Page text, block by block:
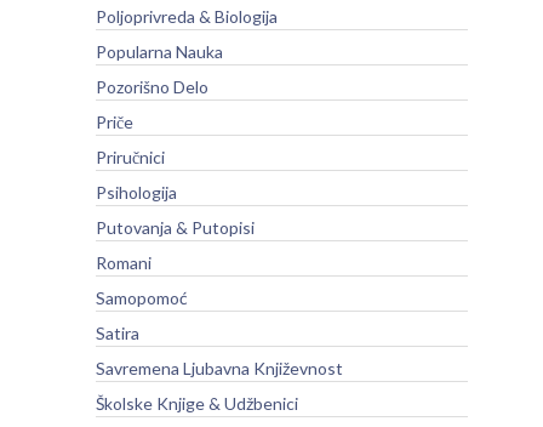
Poljoprivreda & Biologija
Popularna Nauka
Pozorišno Delo
Priče
Priručnici
Psihologija
Putovanja & Putopisi
Romani
Samopomoć
Satira
Savremena Ljubavna Književnost
Školske Knjige & Udžbenici